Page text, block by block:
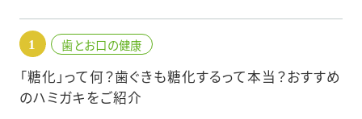
歯とお口の健康
「糖化」って何？歯ぐきも糖化するって本当？おすすめ
のハミガキをご紹介